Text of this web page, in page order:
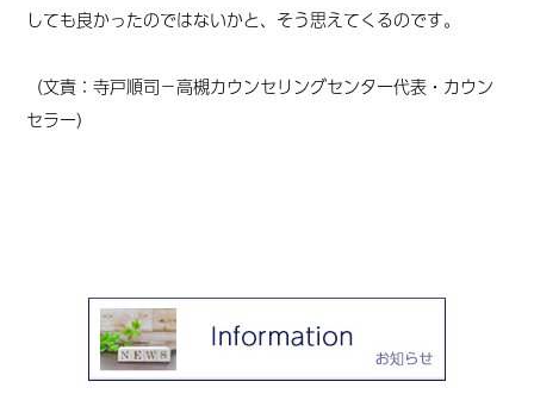
しても良かったのではないかと、そう思えてくるのです。
（文責：寺戸順司－高槻カウンセリングセンター代表・カウン
セラー）